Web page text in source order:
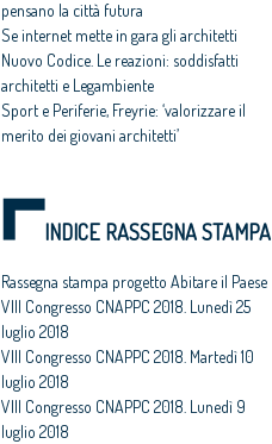
pensano la città futura
Se internet mette in gara gli architetti
Nuovo Codice. Le reazioni: soddisfatti
architetti e Legambiente
Sport e Periferie, Freyrie: ‘valorizzare il
merito dei giovani architetti’
INDICE RASSEGNA STAMPA
Rassegna stampa progetto Abitare il Paese
VIII Congresso CNAPPC 2018. Lunedì 25
luglio 2018
VIII Congresso CNAPPC 2018. Martedì 10
luglio 2018
VIII Congresso CNAPPC 2018. Lunedì 9
luglio 2018